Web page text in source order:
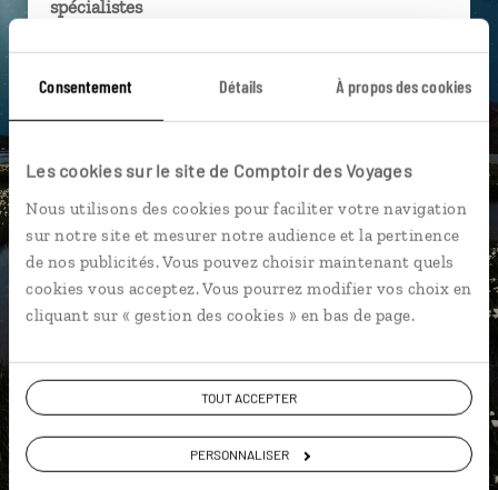
Consentement Détails À propos des cookies
Les cookies sur le site de Comptoir des Voyages
Nous utilisons des cookies pour faciliter votre navigation
sur notre site et mesurer notre audience et la pertinence
de nos publicités. Vous pouvez choisir maintenant quels
cookies vous acceptez. Vous pourrez modifier vos choix en
cliquant sur « gestion des cookies » en bas de page.
TOUT ACCEPTER
PERSONNALISER
spécialistes
Ils sauront organiser votre itinéraire au plus
près de vos envies et de la réalité du pays.
Échangez en face à face ou depuis nos studios
téléphone.
Vous gardez le même interlocuteur avant,
pendant et après votre voyage.
ou
Construisez votre voyage avec un spécialiste Islande